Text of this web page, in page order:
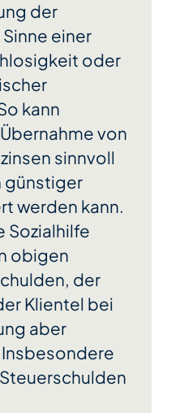
der
einer
oder
kann
von
sinnvoll
günstiger
werden kann.
Sozialhilfe
obigen
der
Klientel bei
aber